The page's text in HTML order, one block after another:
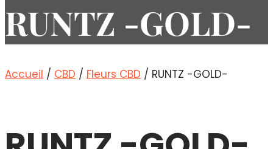
RUNTZ -GOLD-
Accueil / CBD / Fleurs CBD / RUNTZ -GOLD-